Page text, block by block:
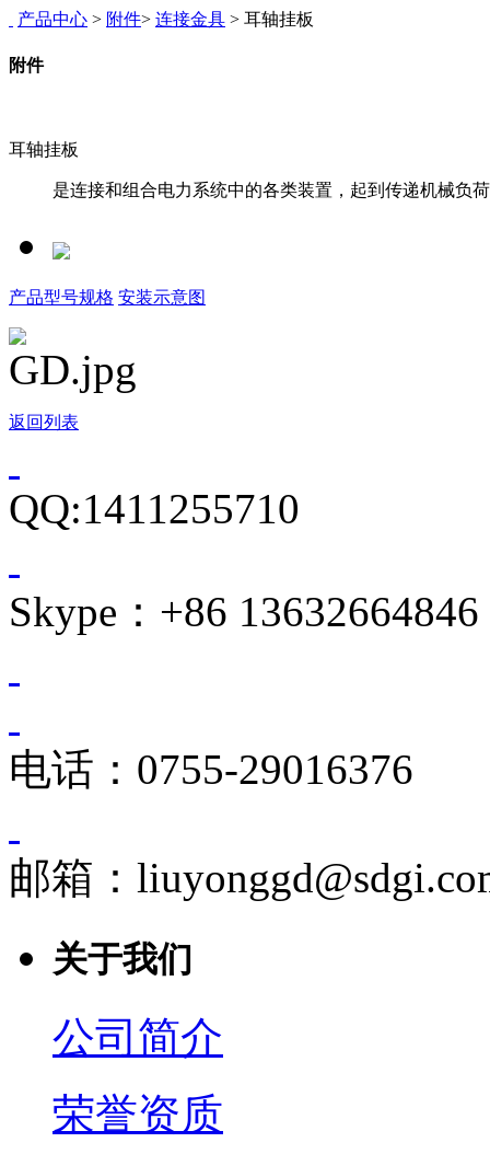
产品中心 > 附件> 连接金具 > 耳轴挂板
附件
耳轴挂板
是连接和组合电力系统中的各类装置，起到传递机械负
产品型号规格 安装示意图
返回列表
QQ:1411255710
Skype：+86 13632664846
电话：0755-29016376
邮箱：
关于我们
公司简介
荣誉资质